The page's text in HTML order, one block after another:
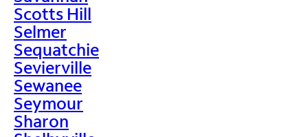
Scotts Hill
Selmer
Sequatchie
Sevierville
Sewanee
Seymour
Sharon